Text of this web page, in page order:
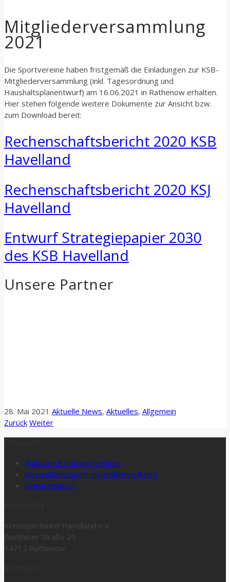
Mitgliederversammlung
2021
Die Sportvereine haben fristgemäß die Einladungen zur KSB-
Mitgliederversammlung (inkl. Tagesordnung und
Haushaltsplanentwurf) am 16.06.2021 in Rathenow erhalten.
Hier stehen folgende weitere Dokumente zur Ansicht bzw.
zum Download bereit:
Rechenschaftsbericht 2020 KSB
Havelland
Rechenschaftsbericht 2020 KSJ
Havelland
Entwurf Strategiepapier 2030
des KSB Havelland
Unsere Partner
28. Mai 2021 Aktuelle News, Aktuelles, Allgemein
Zurück Weiter
Ambulante Sturzprävention
Gesundheitssport im ländlichen Raum
Seniorensport
Kreissportbund Havelland e.V.
Genthiner Straße 25
14712 Rathenow